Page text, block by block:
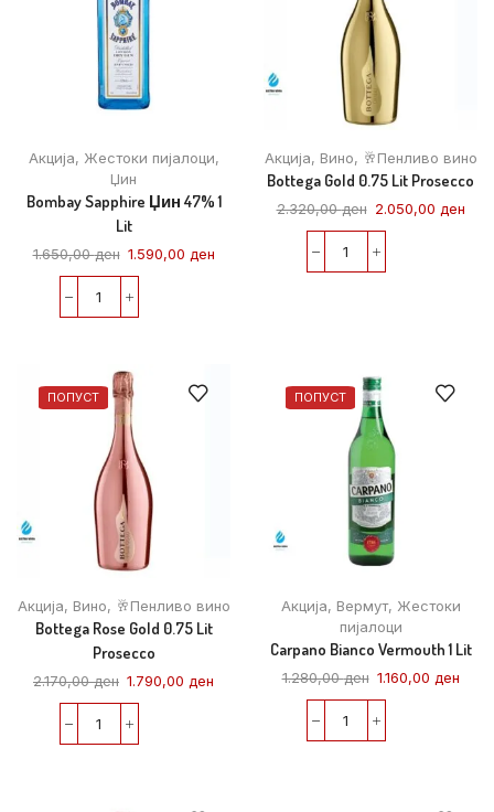
Акција, Жестоки пијалоци,
Џин
Bombay Sapphire Џин 47% 1
Lit
1.650,00ден 1.590,00 ден
Акција, Вино, 🥂Пенливо вино
Bottega Gold 0.75 Lit Prosecco
2.320,00ден 2.050,00 ден
ПОПУСТ
Акција, Вино, 🥂Пенливо вино
Bottega Rose Gold 0.75 Lit
Prosecco
2.170,00ден 1.790,00 ден
ПОПУСТ
Акција, Вермут, Жестоки
пијалоци
Carpano Bianco Vermouth 1 Lit
1.280,00ден 1.160,00 ден